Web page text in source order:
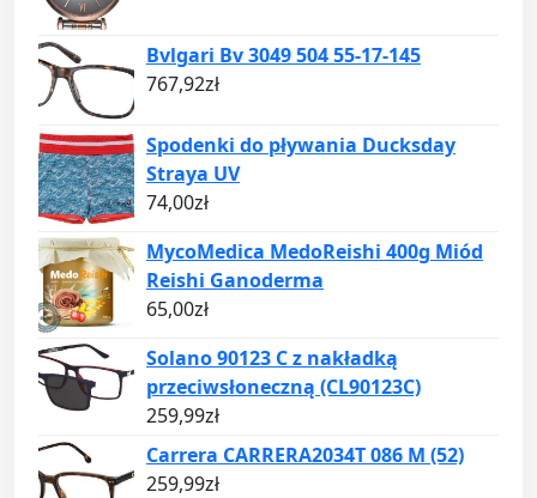
Bvlgari Bv 3049 504 55-17-145
767,92zł
Spodenki do pływania Ducksday
Straya UV
74,00zł
MycoMedica MedoReishi 400g Miód
Reishi Ganoderma
65,00zł
Solano 90123 C z nakładką
przeciwsłoneczną (CL90123C)
259,99zł
Carrera CARRERA2034T 086 M (52)
259,99zł